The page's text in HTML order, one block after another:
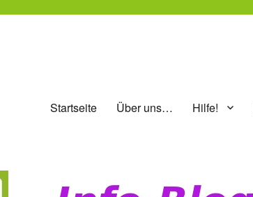
Startseite Über uns… Hilfe!